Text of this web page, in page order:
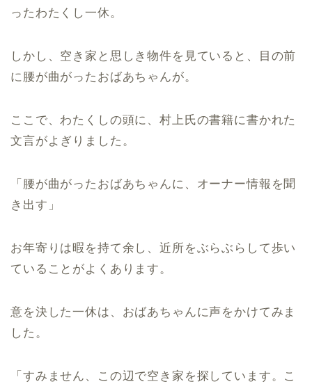
ったわたくし一休。
しかし、空き家と思しき物件を見ていると、目の前
に腰が曲がったおばあちゃんが。
ここで、わたくしの頭に、村上氏の書籍に書かれた
文言がよぎりました。
「腰が曲がったおばあちゃんに、オーナー情報を聞
き出す」
お年寄りは暇を持て余し、近所をぶらぶらして歩い
ていることがよくあります。
意を決した一休は、おばあちゃんに声をかけてみま
した。
「すみません、この辺で空き家を探しています。こ